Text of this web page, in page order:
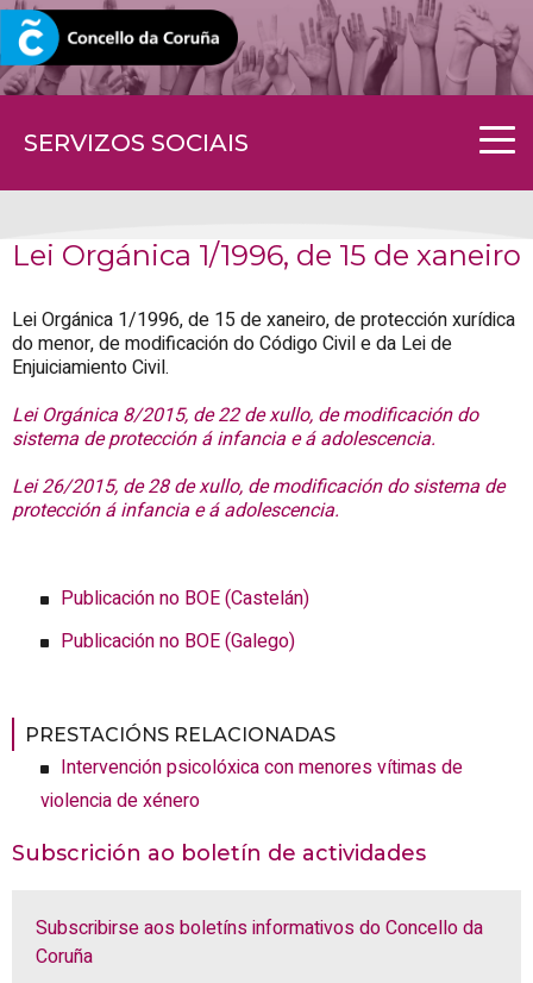
SERVIZOS SOCIAIS
CORUNA.GAL
Lei Orgánica 1/1996, de 15 de xaneiro
Lei Orgánica 1/1996, de 15 de xaneiro, de protección xurídica
do menor, de modificación do Código Civil e da Lei de
Enjuiciamiento Civil.
Lei Orgánica 8/2015, de 22 de xullo, de modificación do
sistema de protección á infancia e á adolescencia.
Lei 26/2015, de 28 de xullo, de modificación do sistema de
protección á infancia e á adolescencia.
Publicación no BOE (Castelán)
Publicación no BOE (Galego)
PRESTACIÓNS RELACIONADAS
Intervención psicolóxica con menores vítimas de
violencia de xénero
Subscrición ao boletín de actividades
Subscribirse aos boletíns informativos do Concello da
Coruña